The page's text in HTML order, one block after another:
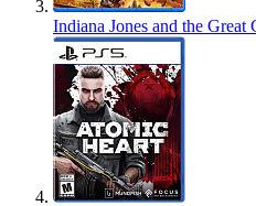
Indiana Jones and the Great